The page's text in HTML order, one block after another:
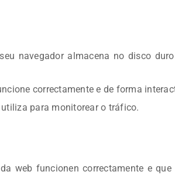
navegador almacena no disco
correctamente e de forma
para monitorear o tráfico.
web funcionen correctamente e